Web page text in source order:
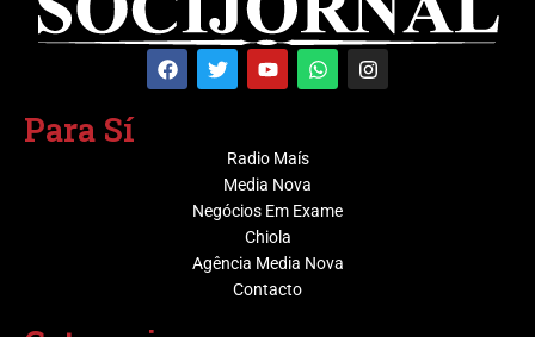
Para Sí
Radio Maís
Media Nova
Negócios Em Exame
Chiola
Agência Media Nova
Contacto